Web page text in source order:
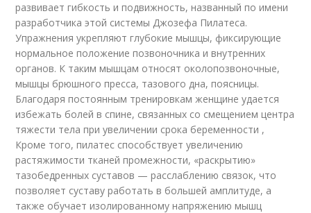
развивает гибкость и подвижность, названный по имени
разработчика этой системы Джозефа Пилатеса.
Упражнения укрепляют глубокие мышцы, фиксирующие
нормальное положение позвоночника и внутренних
органов. К таким мышцам относят околопозвоночные,
мышцы брюшного пресса, тазового дна, поясницы.
Благодаря постоянным тренировкам женщине удается
избежать болей в спине, связанных со смещением центра
тяжести тела при увеличении срока беременности ,
Кроме того, пилатес способствует увеличению
растяжимости тканей промежности, «раскрытию»
тазобедренных суставов — расслаблению связок, что
позволяет суставу работать в большей амплитуде, а
также обучает изолированному напряжению мышц